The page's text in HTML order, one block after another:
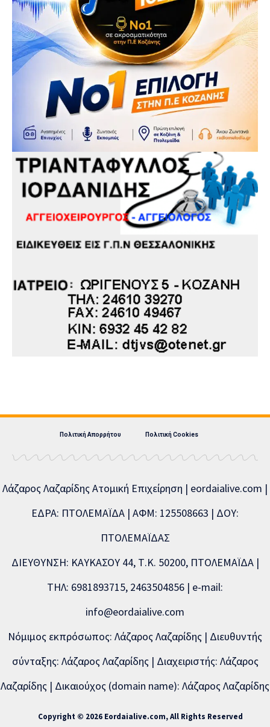
Πολιτική Απορρήτου Πολιτική Cookies
Λάζαρος Λαζαρίδης Ατομική Επιχείρηση | eordaialive.com |
ΕΔΡΑ: ΠΤΟΛΕΜΑΪΔΑ | ΑΦΜ: 125508663 | ΔΟΥ:
ΠΤΟΛΕΜΑΪΔΑΣ
ΔΙΕΥΘΥΝΣΗ: ΚΑΥΚΑΣΟΥ 44, Τ.Κ. 50200, ΠΤΟΛΕΜΑΪΔΑ |
ΤΗΛ: 6981893715, 2463504856 | e-mail:
info@eordaialive.com
Νόμιμος εκπρόσωπος: Λάζαρος Λαζαρίδης | Διευθυντής
σύνταξης: Λάζαρος Λαζαρίδης | Διαχειριστής: Λάζαρος
Λαζαρίδης | Δικαιούχος (domain name): Λάζαρος Λαζαρίδης
Copyright © 2026 Eordaialive.com, All Rights Reserved